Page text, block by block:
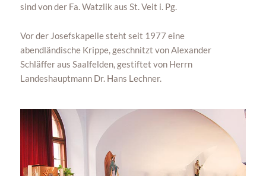
sind von der Fa. Watzlik aus St. Veit i. Pg.
Vor der Josefskapelle steht seit 1977 eine
abendländische Krippe, geschnitzt von Alexander
Schläffer aus Saalfelden, gestiftet von Herrn
Landeshauptmann Dr. Hans Lechner.